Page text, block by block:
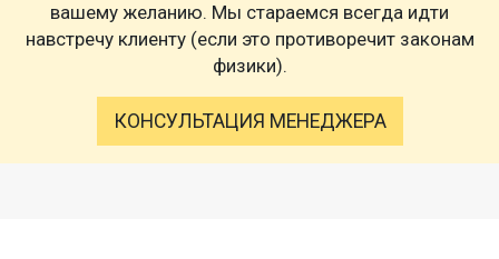
вашему желанию. Мы стараемся всегда идти
навстречу клиенту (если это противоречит законам
физики).
КОНСУЛЬТАЦИЯ МЕНЕДЖЕРА